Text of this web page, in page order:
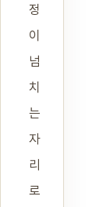
정
이
넘
치
는
자
리
로